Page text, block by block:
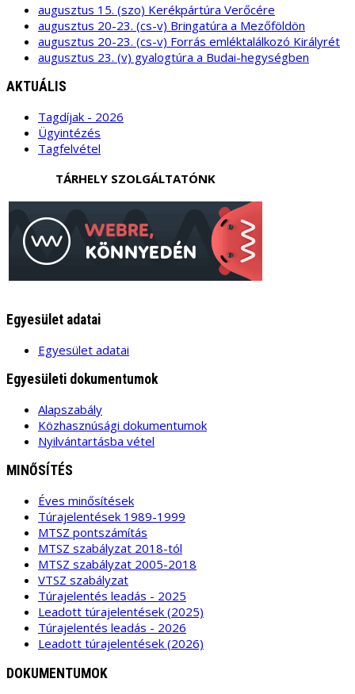
augusztus 15. (szo) Kerékpártúra Verőcére
augusztus 20-23. (cs-v) Bringatúra a Mezőföldön
augusztus 20-23. (cs-v) Forrás emléktalálkozó Királyrét
augusztus 23. (v) gyalogtúra a Budai-hegységben
AKTUÁLIS
Tagdíjak - 2026
Ügyintézés
Tagfelvétel
TÁRHELY SZOLGÁLTATÓNK
Egyesület adatai
Egyesület adatai
Egyesületi dokumentumok
Alapszabály
Közhasznúsági dokumentumok
Nyilvántartásba vétel
MINŐSÍTÉS
Éves minősítések
Túrajelentések 1989-1999
MTSZ pontszámítás
MTSZ szabályzat 2018-tól
MTSZ szabályzat 2005-2018
VTSZ szabályzat
Túrajelentés leadás - 2025
Leadott túrajelentések (2025)
Túrajelentés leadás - 2026
Leadott túrajelentések (2026)
DOKUMENTUMOK